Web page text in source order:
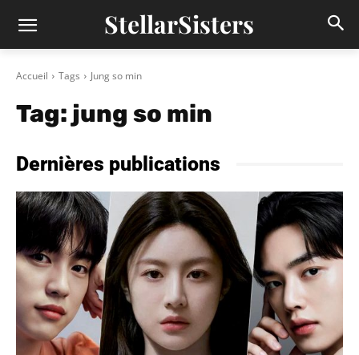
StellarSisters
Accueil Tags Jung so min
Tag: jung so min
Dernières publications